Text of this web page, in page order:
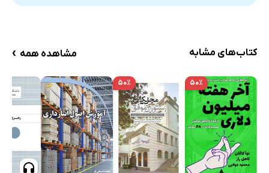
کتاب‌های مشابه مشاهده همه ›
۵۰٪ ۵۰٪